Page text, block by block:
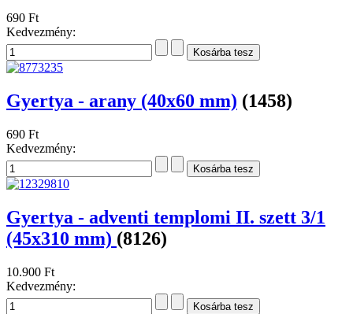
690 Ft
Kedvezmény:
Gyertya - arany (40x60 mm) (1458)
690 Ft
Kedvezmény:
Gyertya - adventi templomi II. szett 3/1
(45x310 mm) (8126)
10.900 Ft
Kedvezmény: